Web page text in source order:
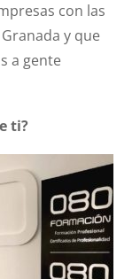
con las
y que
a gente
ti?